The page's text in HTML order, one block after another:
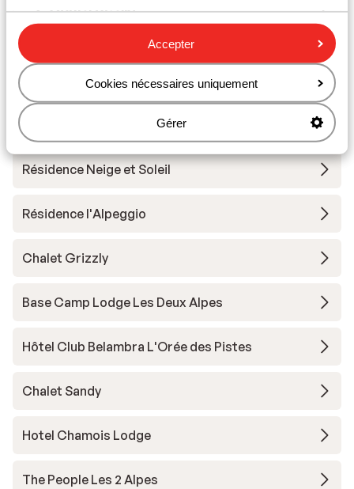
Accepter
Cookies nécessaires uniquement
Gérer
Cours de ski
Autres hébergements - Les Deux
Alpes
Résidence Neige et Soleil
Résidence l'Alpeggio
Chalet Grizzly
Base Camp Lodge Les Deux Alpes
Hôtel Club Belambra L'Orée des Pistes
Chalet Sandy
Hotel Chamois Lodge
The People Les 2 Alpes